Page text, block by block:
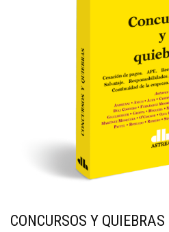
CONCURSOS Y